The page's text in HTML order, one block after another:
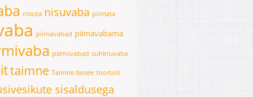
nisuta nisuvaba piimata
piimavabad piimavabama
pärmivabad suhkruvaba
taimne Taimne besee toortoit
sisaldusega